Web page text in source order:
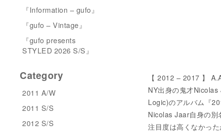
【 2012 – 2017 】
NY出身の鬼才
Logic)のアルバム『
Nicolas Jaar自身の別
注目度は高くなかっ
『Information – gufo』
『gufo – Vintage』
『gufo presents
STYLED 2026 S/S』
Category
2011 A/W
2011 S/S
2012 S/S